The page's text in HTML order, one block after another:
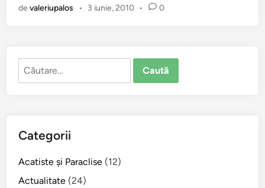
u
c
”
devaleriupalos • 3 iunie, 2010 • 0
Caută
Categorii
Acatiste şi Paraclise (12)
Actualitate (24)